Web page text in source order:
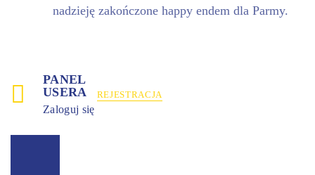
PANEL
USERA
Zaloguj się
REJESTRACJA
nadzieję zakończone happy endem dla Parmy.